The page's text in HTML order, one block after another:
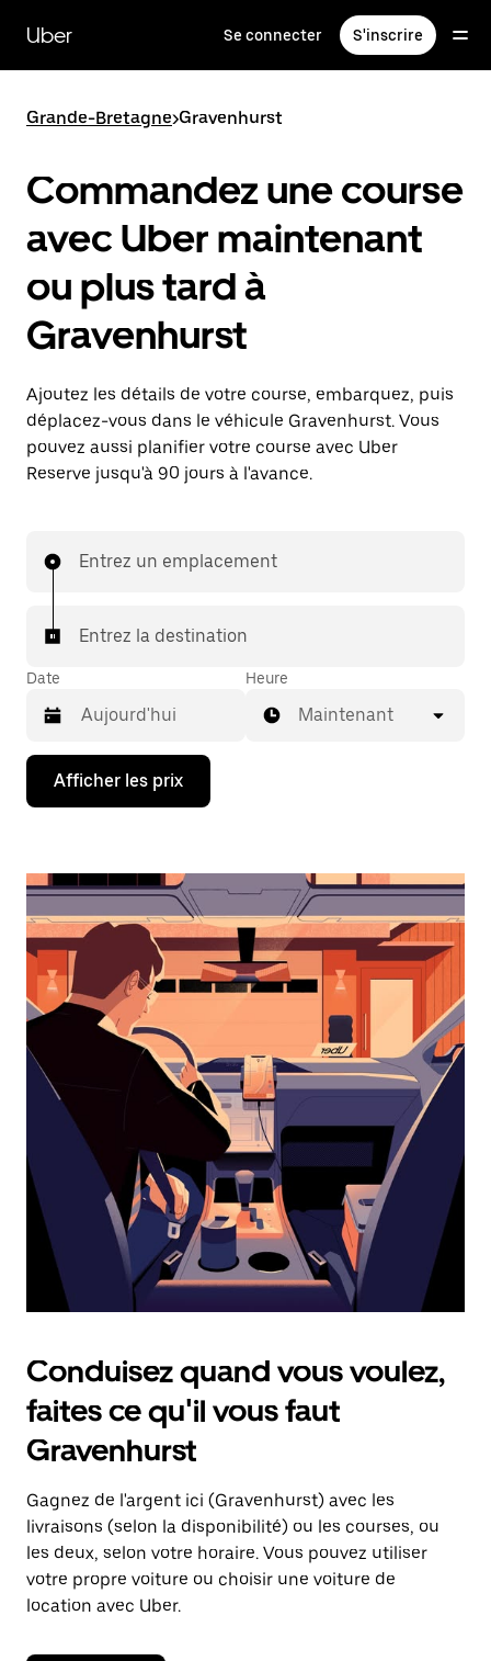
contenu
principal
Uber Se connecter S'inscrire
Grande-Bretagne>Gravenhurst
Commandez une course
avec Uber maintenant
ou plus tard à
Gravenhurst
Ajoutez les détails de votre course, embarquez, puis
déplacez-vous dans le véhicule Gravenhurst. Vous
pouvez aussi planifier votre course avec Uber
Reserve jusqu'à 90 jours à l'avance.
Entrez un emplacement
Entrez la destination
Date
Appuyez
la
bas
interagir
avec
calendrier
et
sélectionner
une
date.
Appuyez
d'échappement
pour
fermer
calendrier.
Heure
Maintenant
Afficher les prix
Conduisez quand vous voulez,
faites ce qu'il vous faut
Gravenhurst
Gagnez de l'argent ici (Gravenhurst) avec les
livraisons (selon la disponibilité) ou les courses, ou
les deux, selon votre horaire. Vous pouvez utiliser
votre propre voiture ou choisir une voiture de
location avec Uber.